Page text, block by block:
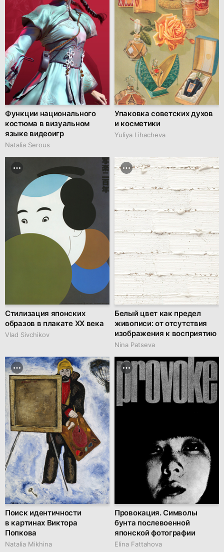
Функции национального
костюма в визуальном
языке видеоигр
Natalia Serous
Упаковка советских духов
и косметики
Yuliya Lihacheva
Стилизация японских
образов в плакате XX века
Vlad Sivchikov
Белый цвет как предел
живописи: от отсутствия
изображения к восприятию
Nina Patseva
Поиск идентичности
в картинах Виктора
Попкова
Natalia Mikhina
Провокация. Символы
бунта послевоенной
японской фотографии
Elina Fattahova